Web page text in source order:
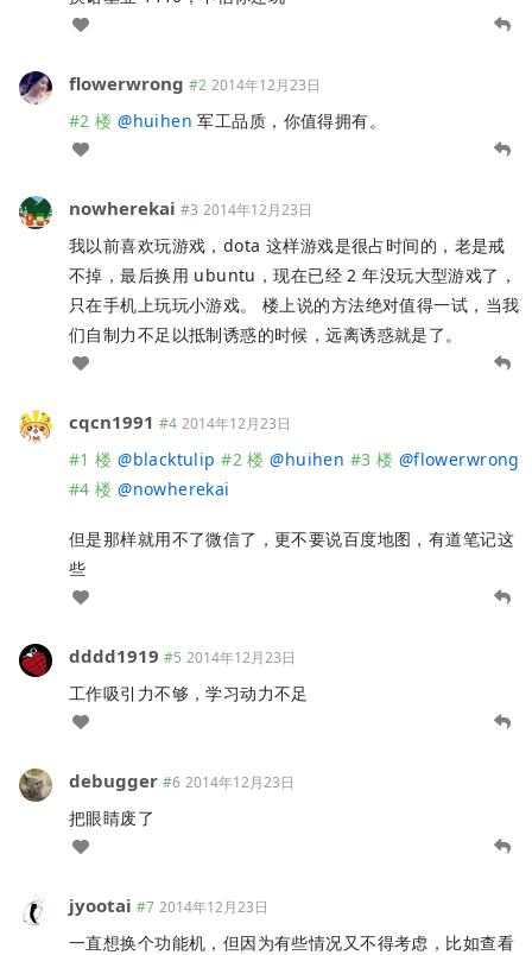
flowerwrong #2 2014年12月23日
#2 楼 @huihen 军工品质，你值得拥有。
nowherekai #3 2014年12月23日
我以前喜欢玩游戏，dota 这样游戏是很占时间的，老是戒
不掉，最后换用 ubuntu，现在已经 2 年没玩大型游戏了，
只在手机上玩玩小游戏。 楼上说的方法绝对值得一试，当我
们自制力不足以抵制诱惑的时候，远离诱惑就是了。
cqcn1991 #4 2014年12月23日
#1 楼 @blacktulip #2 楼 @huihen #3 楼 @flowerwrong
#4 楼 @nowherekai
但是那样就用不了微信了，更不要说百度地图，有道笔记这
些
dddd1919 #5 2014年12月23日
工作吸引力不够，学习动力不足
debugger #6 2014年12月23日
把眼睛废了
jyootai #7 2014年12月23日
一直想换个功能机，但因为有些情况又不得考虑，比如查看